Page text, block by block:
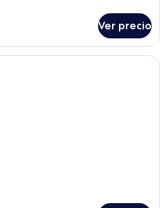
Ver precio
Un dormitorio con cama, escritorio,